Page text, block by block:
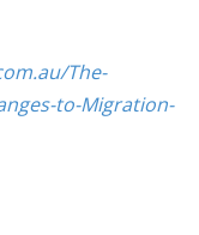
The-
to-Migration-